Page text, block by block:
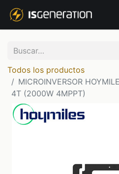
Todos los productos
MICROINVERSOR
4T (2000W 4MPPT)